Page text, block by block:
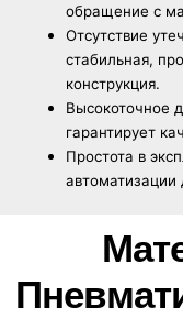
обращение с
Отсутствие
стабильная,
конструкция.
Высокоточное
гарантирует
Простота в
автоматизации